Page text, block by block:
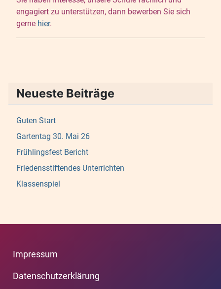
engagiert zu unterstützen, dann bewerben Sie sich
gerne hier.
Neueste Beiträge
Guten Start
Gartentag 30. Mai 26
Frühlingsfest Bericht
Friedensstiftendes Unterrichten
Klassenspiel
Impressum
Datenschutzerklärung